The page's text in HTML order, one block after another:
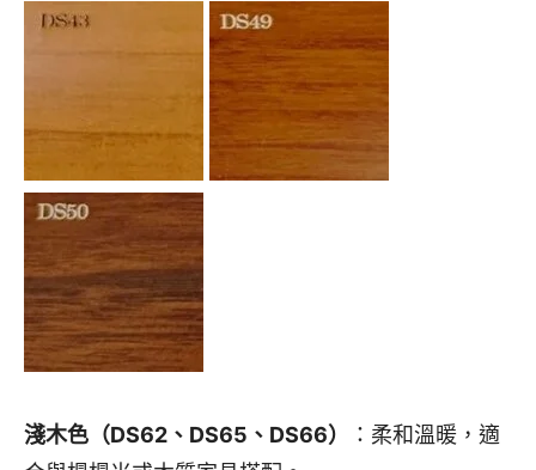
淺木色（DS62、DS65、DS66）
：柔和溫暖，適